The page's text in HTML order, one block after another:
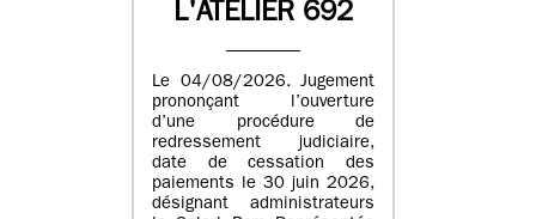
L'ATELIER 692
Le 04/08/2026. Jugement
prononçant l’ouverture
d’une procédure de
redressement judiciaire,
date de cessation des
paiements le 30 juin 2026,
désignant administrateurs